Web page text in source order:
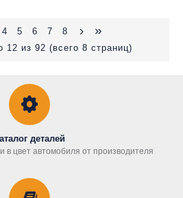
4 5 6 7
8
12 из 92 (всего 8 страниц)
деталей
в цвет автомобиля от производителя